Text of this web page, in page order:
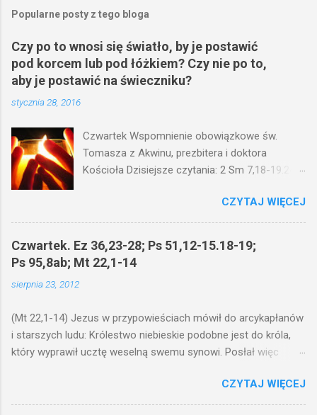
Popularne posty z tego bloga
Czy po to wnosi się światło, by je postawić
pod korcem lub pod łóżkiem? Czy nie po to,
aby je postawić na świeczniku?
stycznia 28, 2016
Czwartek Wspomnienie obowiązkowe św.
Tomasza z Akwinu, prezbitera i doktora
Kościoła Dzisiejsze czytania: 2 Sm 7,18-19.24-
(Mk 4,21-25) Jezus mówił ludowi: Czy po to
wnosi się światło, by je postawić pod korcem
na świeczniku? Nie ma bowiem nic ukrytego, co
by nie miało wyjść na jaw. Kto ma uszy do
wy mierzycie, odmierzą wam i jeszcze wam
dołożą. Bo kto ma, temu będzie dane; a kto nie
ma, pozbawią go i tego, co ma. W dzisiejszym
przypowieści.... Czy po to wnosi się światło, by
je postawić pod korcem lub pod łóżkiem? Czy
CZYTAJ WIĘCEJ
Czwartek. Ez 36,23-28; Ps 51,12-15.18-19;
Ps 95,8ab; Mt 22,1-14
sierpnia 23, 2012
(Mt 22,1-14) Jezus w przypowieściach mówił do arcykapłanów
i starszych ludu: Królestwo niebieskie podobne jest do króla,
który wyprawił ucztę weselną swemu synowi. Posłał więc
chcieli przyjść. Posłał jeszcze raz inne sługi z poleceniem:
Powiedzcie zaproszonym: Oto przygotowałem moją ucztę:
CZYTAJ WIĘCEJ